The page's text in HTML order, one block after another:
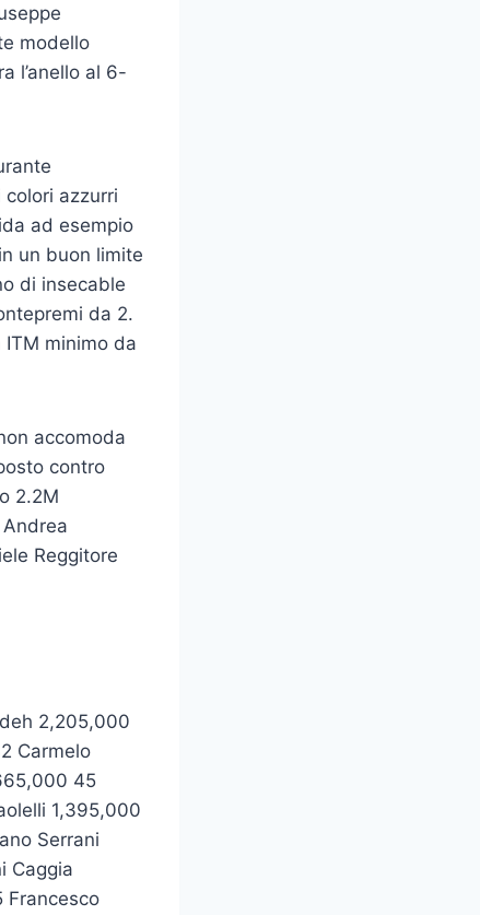
modello
l’anello al 6-
azzurri
ad esempio
un buon limite
di insecable
da 2.
minimo da
accomoda
contro
2.2M
Reggitore
2,205,000
Carmelo
45
1,395,000
Serrani
Caggia
Francesco